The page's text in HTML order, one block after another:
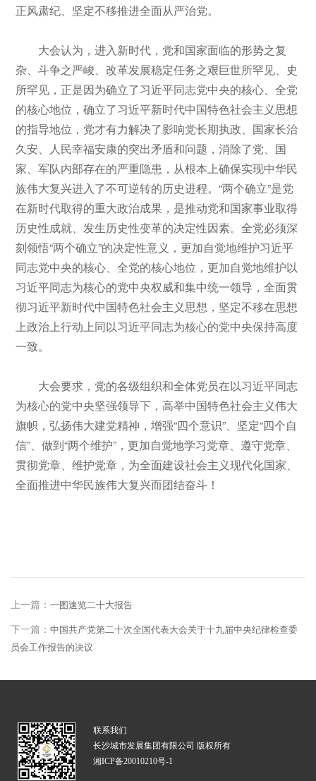
正风肃纪、坚定不移推进全面从严治党。
大会认为，进入新时代，党和国家面临的形势之复
杂、斗争之严峻、改革发展稳定任务之艰巨世所罕见、史
所罕见，正是因为确立了习近平同志党中央的核心、全党
的核心地位，确立了习近平新时代中国特色社会主义思想
的指导地位，党才有力解决了影响党长期执政、国家长治
久安、人民幸福安康的突出矛盾和问题，消除了党、国
家、军队内部存在的严重隐患，从根本上确保实现中华民
族伟大复兴进入了不可逆转的历史进程。“两个确立”是党
在新时代取得的重大政治成果，是推动党和国家事业取得
历史性成就、发生历史性变革的决定性因素。全党必须深
刻领悟“两个确立”的决定性意义，更加自觉地维护习近平
同志党中央的核心、全党的核心地位，更加自觉地维护以
习近平同志为核心的党中央权威和集中统一领导，全面贯
彻习近平新时代中国特色社会主义思想，坚定不移在思想
上政治上行动上同以习近平同志为核心的党中央保持高度
一致。
大会要求，党的各级组织和全体党员在以习近平同志
为核心的党中央坚强领导下，高举中国特色社会主义伟大
旗帜，弘扬伟大建党精神，增强“四个意识”、坚定“四个自
信”、做到“两个维护”，更加自觉地学习党章、遵守党章、
贯彻党章、维护党章，为全面建设社会主义现代化国家、
全面推进中华民族伟大复兴而团结奋斗！
上一篇： 一图速览二十大报告
下一篇： 中国共产党第二十次全国代表大会关于十九届中央纪律检查委
员会工作报告的决议
联系我们
长沙城市发展集团有限公司 版权所有
湘ICP备20010210号-1